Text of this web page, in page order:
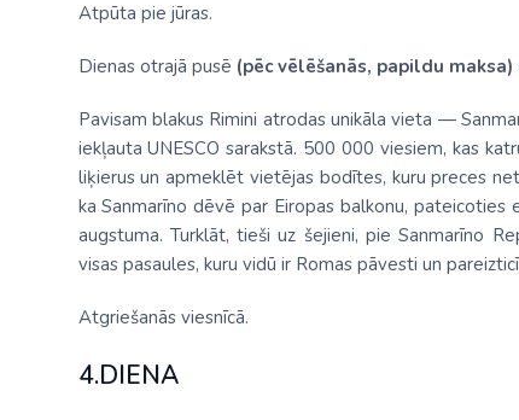
Atpūta pie jūras.
Dienas otrajā pusē (pēc vēlēšanās, papildu maksa)
Pavisam blakus Rimini atrodas unikāla vieta —
iekļauta UNESCO sarakstā. 500 000 viesiem, kas
liķierus un apmeklēt vietējas bodītes, kuru preces
ka Sanmarīno dēvē par Eiropas balkonu,
augstuma. Turklāt, tieši uz šejieni, pie Sanmarīno
visas pasaules, kuru vidū ir Romas pāvesti un
Atgriešanās viesnīcā.
4.DIENA